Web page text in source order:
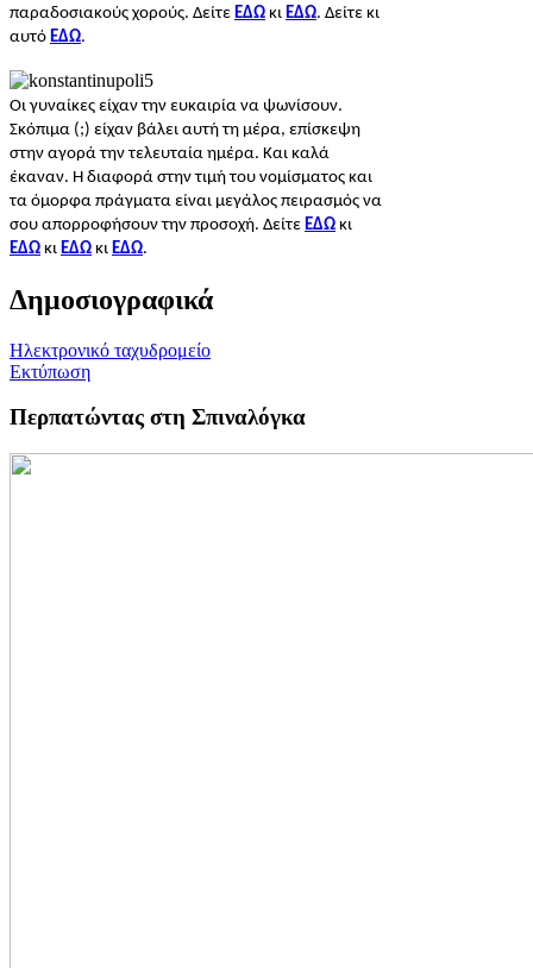
παραδοσιακούς χορούς. Δείτε ΕΔΩ κι ΕΔΩ. Δείτε κι
αυτό ΕΔΩ.
Οι γυναίκες είχαν την ευκαιρία να ψωνίσουν.
Σκόπιμα (;) είχαν βάλει αυτή τη μέρα, επίσκεψη
στην αγορά την τελευταία ημέρα. Και καλά
έκαναν. Η διαφορά στην τιμή του νομίσματος και
τα όμορφα πράγματα είναι μεγάλος πειρασμός να
σου απορροφήσουν την προσοχή. Δείτε ΕΔΩ κι
ΕΔΩ κι ΕΔΩ κι ΕΔΩ.
Δημοσιογραφικά
Ηλεκτρονικό ταχυδρομείο
Εκτύπωση
Περπατώντας στη Σπιναλόγκα